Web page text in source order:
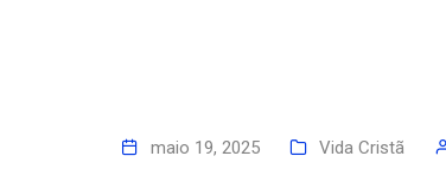
maio 19, 2025 Vida Cristã